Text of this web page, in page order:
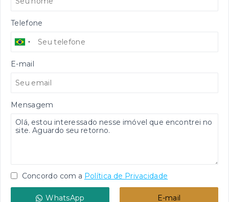
Telefone
E-mail
Mensagem
Concordo com a Política de Privacidade
WhatsApp E-mail